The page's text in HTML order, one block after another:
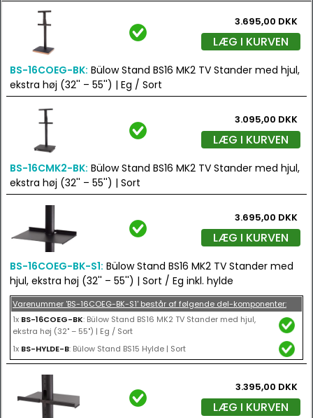
3.695,00 DKK
LÆG I KURVEN
BS-16COEG-BK: Bülow Stand BS16 MK2 TV Stander med hjul,
ekstra høj (32'' – 55'') | Eg / Sort
3.095,00 DKK
LÆG I KURVEN
BS-16CMK2-BK: Bülow Stand BS16 MK2 TV Stander med hjul,
ekstra høj (32'' – 55'') | Sort
3.695,00 DKK
LÆG I KURVEN
BS-16COEG-BK-S1: Bülow Stand BS16 MK2 TV Stander med
hjul, ekstra høj (32'' – 55'') | Sort / Eg inkl. hylde
Varenummer 'BS-16COEG-BK-S1' består af følgende del-komponenter:
1x BS-16COEG-BK: Bülow Stand BS16 MK2 TV Stander med hjul,
ekstra høj (32" – 55") | Eg / Sort
1x BS-HYLDE-B: Bülow Stand BS15 Hylde | Sort
3.395,00 DKK
LÆG I KURVEN